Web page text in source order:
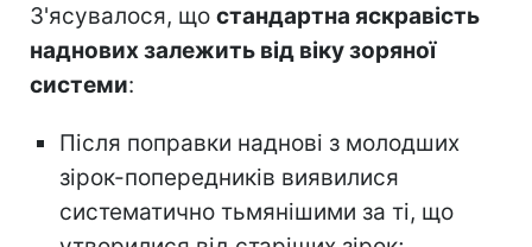
З'ясувалося, що стандартна яскравість
наднових залежить від віку зоряної
системи:
Після поправки наднові з молодших
зірок-попередників виявилися
систематично тьмянішими за ті, що